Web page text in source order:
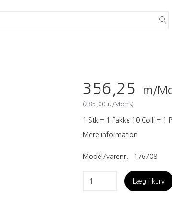
356,25 m/
(285,00 u/Moms)
1 Stk = 1 Pakke 10 Colli = 1
Mere information
Model/varenr.: 176708
Læg i kurv